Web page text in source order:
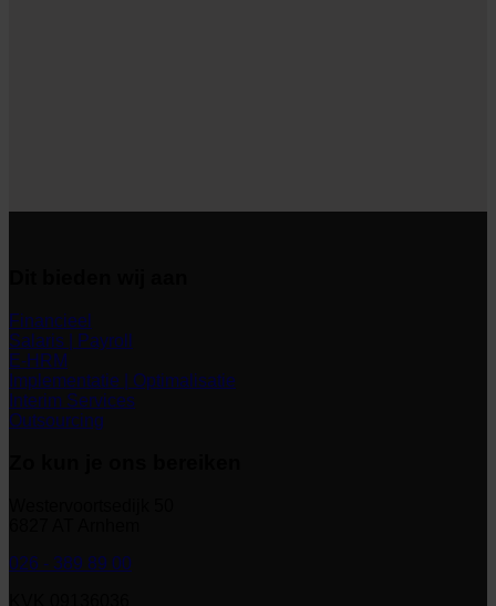
Financieel
Salaris | Payroll
E-HRM
Implementatie | Optimalisatie
Interim Services
Outsourcing
026 - 389 89 00